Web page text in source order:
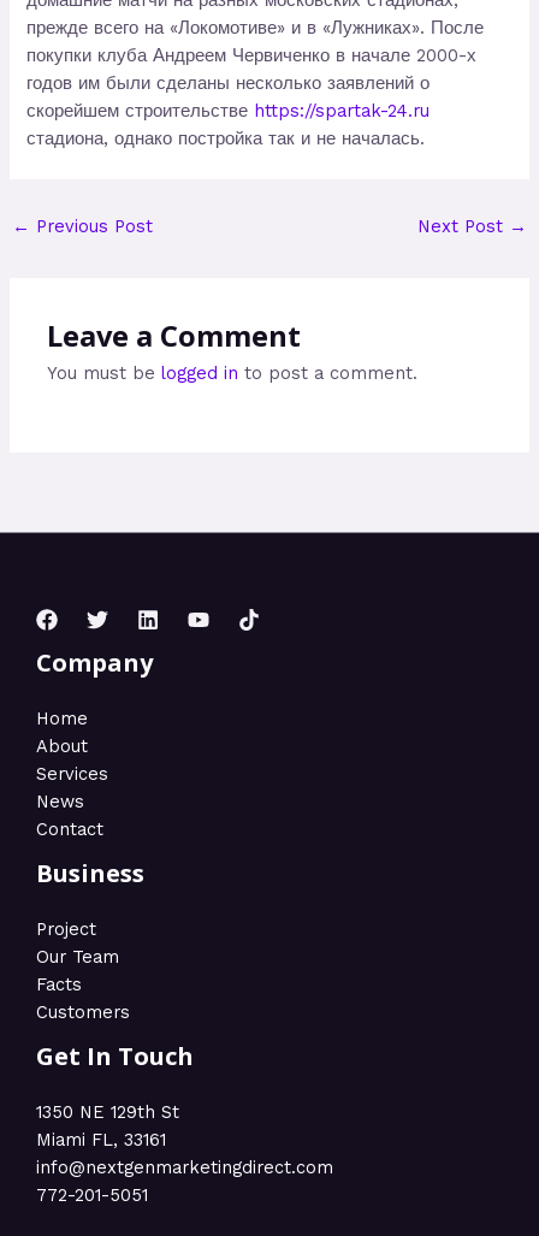
прежде всего на «Локомотиве» и в «Лужниках». После
покупки клуба Андреем Червиченко в начале 2000-х
годов им были сделаны несколько заявлений о
скорейшем строительстве https://spartak-24.ru
стадиона, однако постройка так и не началась.
← Previous Post Next Post →
Leave a Comment
You must belogged in to post a comment.
Company
Home
About
Services
News
Contact
Business
Project
Our Team
Facts
Customers
Get In Touch
1350 NE 129th St
Miami FL, 33161
info@nextgenmarketingdirect.com​
772-201-5051